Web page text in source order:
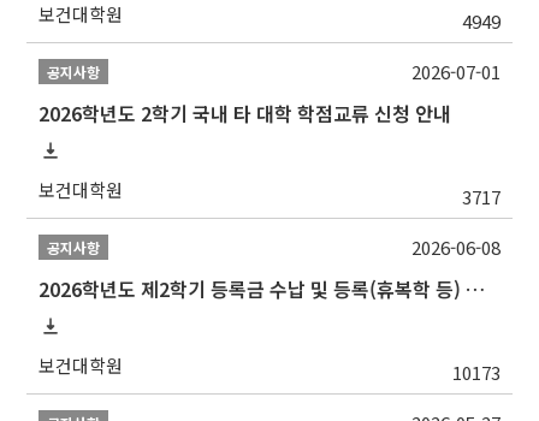
보건대학원 4949
공지사항
2026학년도 2학기 국내 타 대학 학점교류 신청 안내
보건대학원 3717
2026-07-01
공지사항
2026학년도 제2학기 등록금 수납 및 등록(휴복학 등) 일정 안내
보건대학원 10173
2026-06-08